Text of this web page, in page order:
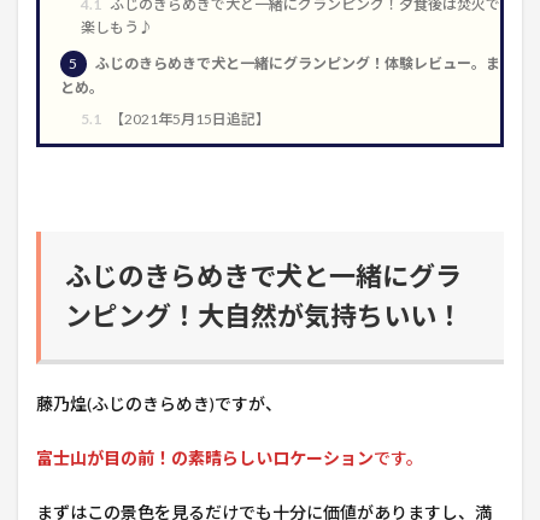
4.1 ふじのきらめきで犬と一緒にグランピング！夕食後は焚火で
楽しもう♪
5
ふじのきらめきで犬と一緒にグランピング！体験レビュー。ま
とめ。
5.1
【2021年5月15日追記】
ふじのきらめきで犬と一緒にグラ
ンピング！大自然が気持ちいい！
藤乃煌(ふじのきらめき)ですが、
富士山が目の前！の素晴らしいロケーションです。
まずはこの景色を見るだけでも十分に価値がありますし、満